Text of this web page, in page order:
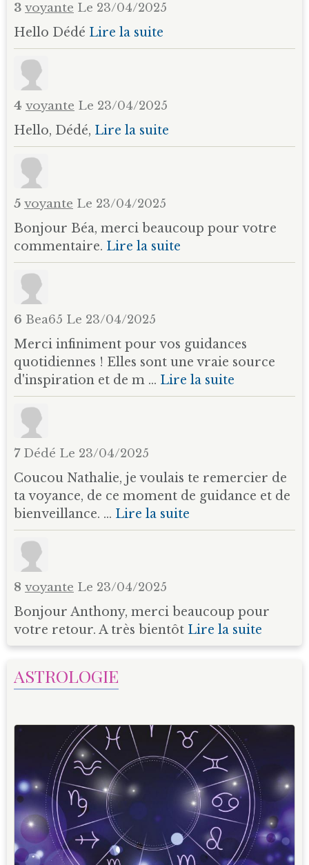
3 voyante Le 23/04/2025
Hello Dédé Lire la suite
4 voyante Le 23/04/2025
Hello, Dédé, Lire la suite
5 voyante Le 23/04/2025
Bonjour Béa, merci beaucoup pour votre
commentaire. Lire la suite
6 Bea65 Le 23/04/2025
Merci infiniment pour vos guidances
quotidiennes ! Elles sont une vraie source
d'inspiration et de m ... Lire la suite
7 Dédé Le 23/04/2025
Coucou Nathalie, je voulais te remercier de
ta voyance, de ce moment de guidance et de
bienveillance. ... Lire la suite
8 voyante Le 23/04/2025
Bonjour Anthony, merci beaucoup pour
votre retour. A très bientôt Lire la suite
ASTROLOGIE